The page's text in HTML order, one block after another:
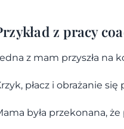
z pracy
z mam przyszła na
płacz i obrażanie
była przekonana,